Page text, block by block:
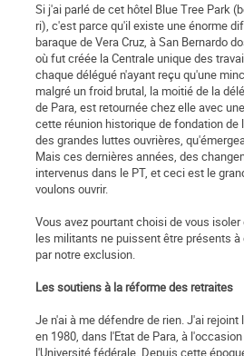
Si j'ai parlé de cet hôtel Blue Tree Park
ri), c'est parce qu'il existe une énorme
baraque de Vera Cruz, à San Bernardo
où fut créée la Centrale unique des
chaque délégué n'ayant reçu qu'une
malgré un froid brutal, la moitié de la
de Para, est retournée chez elle avec
cette réunion historique de fondation de
des grandes luttes ouvrières,
Mais ces dernières années, des
intervenus dans le PT, et ceci est le
voulons ouvrir.
Vous avez pourtant choisi de vous
les militants ne puissent être présents
par notre exclusion.
Les soutiens à la réforme des retraites
Je n'ai à me défendre de rien. J'ai
en 1980, dans l'Etat de Para, à
l'Université fédérale. Depuis cette